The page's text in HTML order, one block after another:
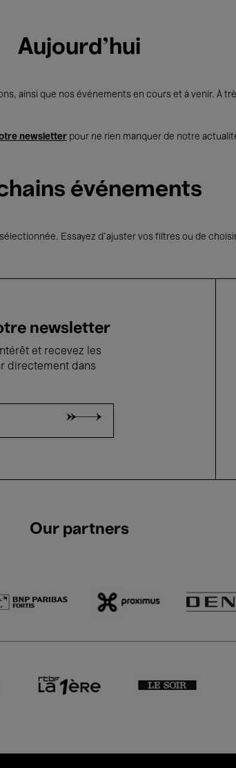
Aujourd'hui
ainsi que nos événements en cours et à venir. À
newsletterpour ne rien manquer de notre
événements
Essayez d’ajuster vos filtres ou de
newsletter
et recevez les
directement dans
Our partners